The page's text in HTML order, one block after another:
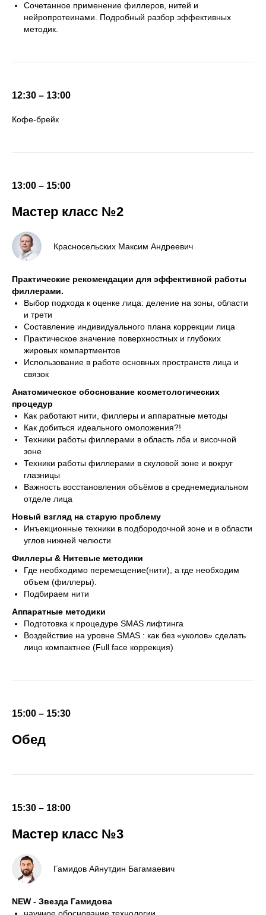
Сочетанное применение филлеров, нитей и
нейропротеинами. Подробный разбор эффективных
методик.
12:30 – 13:00
Кофе-брейк
13:00 – 15:00
Мастер класс №2
Красносельских Максим Андреевич
Практические рекомендации для эффективной работы
филлерами.
Выбор подхода к оценке лица: деление на зоны, области
и трети
Составление индивидуального плана коррекции лица
Практическое значение поверхностных и глубоких
жировых компартментов
Использование в работе основных пространств лица и
связок
Анатомическое обоснование косметологических
процедур
Как работают нити, филлеры и аппаратные методы
Как добиться идеального омоложения?!
Техники работы филлерами в область лба и височной
зоне
Техники работы филлерами в скуловой зоне и вокруг
глазницы
Важность восстановления объёмов в среднемедиальном
отделе лица
Новый взгляд на старую проблему
Инъекционные техники в подбородочной зоне и в области
углов нижней челюсти
Филлеры & Нитевые методики
Где необходимо перемещение(нити), а где необходим
объем (филлеры).
Подбираем нити
Аппаратные методики
Подготовка к процедуре SMAS лифтинга
Воздействие на уровне SMAS : как без «уколов» сделать
лицо компактнее (Full face коррекция)
15:00 – 15:30
Обед
15:30 – 18:00
Мастер класс №3
Гамидов Айнутдин Багамаевич
NEW - Звезда Гамидова